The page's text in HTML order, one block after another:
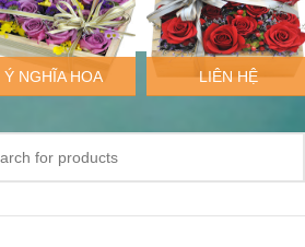
Ý NGHĨA HOA LIÊN HỆ